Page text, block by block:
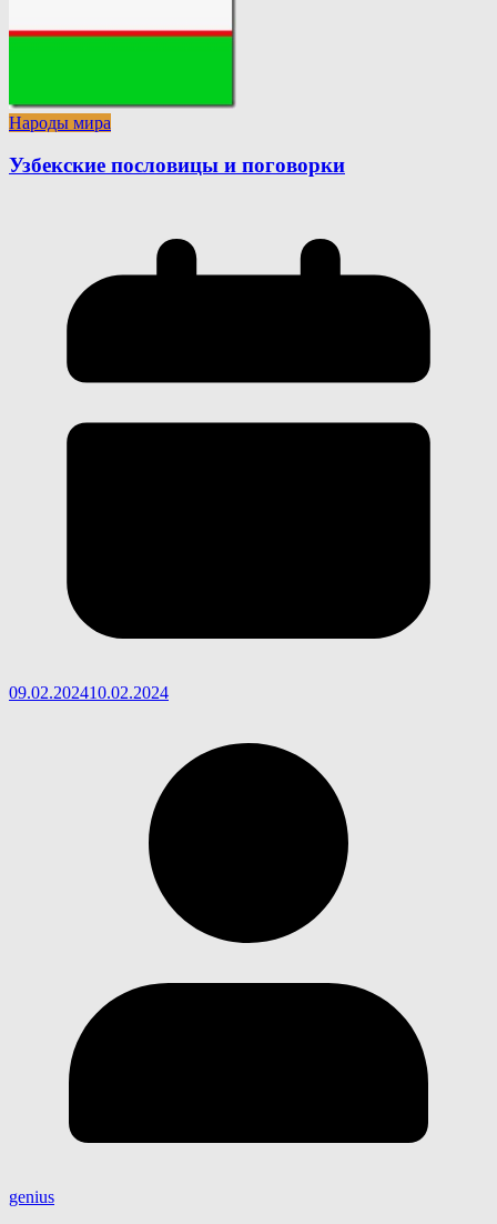
Народы мира
Узбекские пословицы и поговорки
09.02.202410.02.2024
genius